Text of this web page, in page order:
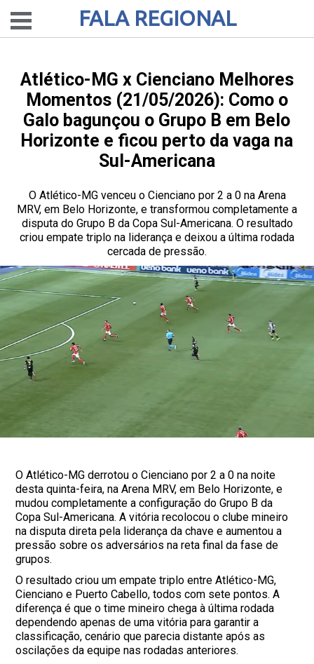
FALA REGIONAL
Atlético-MG x Cienciano Melhores
Momentos (21/05/2026): Como o
Galo bagunçou o Grupo B em Belo
Horizonte e ficou perto da vaga na
Sul-Americana
O Atlético-MG venceu o Cienciano por 2 a 0 na Arena
MRV, em Belo Horizonte, e transformou completamente a
disputa do Grupo B da Copa Sul-Americana. O resultado
criou empate triplo na liderança e deixou a última rodada
cercada de pressão.
O Atlético-MG derrotou o Cienciano por 2 a 0 na noite
desta quinta-feira, na Arena MRV, em Belo Horizonte, e
mudou completamente a configuração do Grupo B da
Copa Sul-Americana. A vitória recolocou o clube mineiro
na disputa direta pela liderança da chave e aumentou a
pressão sobre os adversários na reta final da fase de
grupos.
O resultado criou um empate triplo entre Atlético-MG,
Cienciano e Puerto Cabello, todos com sete pontos. A
diferença é que o time mineiro chega à última rodada
dependendo apenas de uma vitória para garantir a
classificação, cenário que parecia distante após as
oscilações da equipe nas rodadas anteriores.